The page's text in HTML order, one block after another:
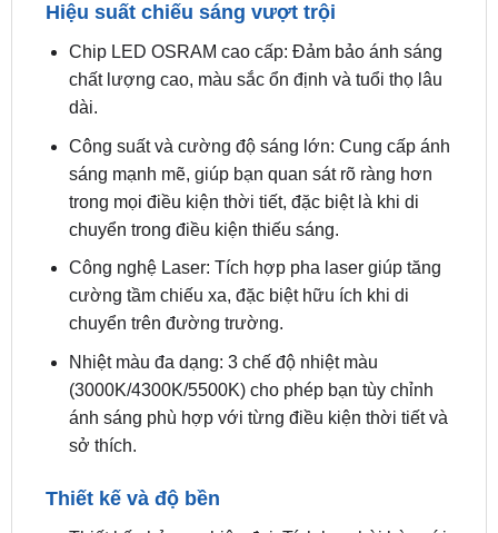
Hiệu suất chiếu sáng vượt trội
Chip LED OSRAM cao cấp: Đảm bảo ánh sáng
chất lượng cao, màu sắc ổn định và tuổi thọ lâu
dài.
Công suất và cường độ sáng lớn: Cung cấp ánh
sáng mạnh mẽ, giúp bạn quan sát rõ ràng hơn
trong mọi điều kiện thời tiết, đặc biệt là khi di
chuyển trong điều kiện thiếu sáng.
Công nghệ Laser: Tích hợp pha laser giúp tăng
cường tầm chiếu xa, đặc biệt hữu ích khi di
chuyển trên đường trường.
Nhiệt màu đa dạng: 3 chế độ nhiệt màu
ánh sáng phù hợp với từng điều kiện thời tiết và